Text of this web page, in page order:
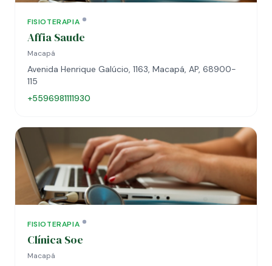
FISIOTERAPIA
Affia Saude
Macapá
Avenida Henrique Galúcio, 1163, Macapá, AP, 68900-
115
+5596981111930
FISIOTERAPIA
Clínica Soe
Macapá